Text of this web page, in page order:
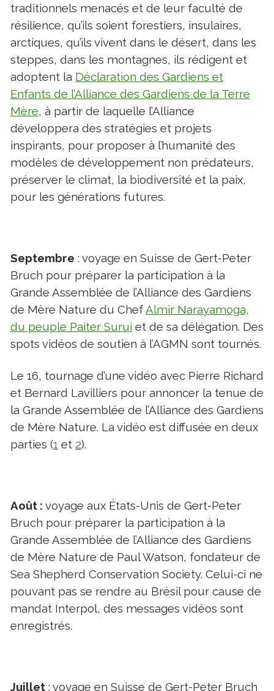
traditionnels menacés et de leur faculté de
résilience, qu’ils soient forestiers, insulaires,
arctiques, qu’ils vivent dans le désert, dans les
steppes, dans les montagnes, ils rédigent et
adoptent la Déclaration des Gardiens et
Enfants de l’Alliance des Gardiens de la Terre
Mère, à partir de laquelle l’Alliance
développera des stratégies et projets
inspirants, pour proposer à l’humanité des
modèles de développement non prédateurs,
préserver le climat, la biodiversité et la paix,
pour les générations futures.
Septembre : voyage en Suisse de Gert-Peter
Bruch pour préparer la participation à la
Grande Assemblée de l’Alliance des Gardiens
de Mère Nature du ChefAlmir Narayamoga,
du peuple Paiter Surui et de sa délégation. Des
spots vidéos de soutien à l’AGMN sont tournés.
Le 16, tournage d’une vidéo avec Pierre Richard
et Bernard Lavilliers pour annoncer la tenue de
la Grande Assemblée de l’Alliance des Gardiens
de Mère Nature. La vidéo est diffusée en deux
parties (1 et 2).
Août : voyage aux États-Unis de Gert-Peter
Bruch pour préparer la participation à la
Grande Assemblée de l’Alliance des Gardiens
de Mère Nature de Paul Watson, fondateur de
Sea Shepherd Conservation Society. Celui-ci ne
pouvant pas se rendre au Brésil pour cause de
mandat Interpol, des messages vidéos sont
enregistrés.
Juillet: voyage en Suisse de Gert-Peter Bruch